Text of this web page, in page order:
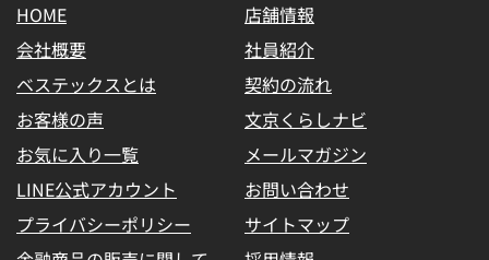
HOME
店舗情報
会社概要
社員紹介
ベステックスとは
契約の流れ
お客様の声
文京くらしナビ
お気に入り一覧
メールマガジン
LINE公式アカウント
お問い合わせ
プライバシーポリシー
サイトマップ